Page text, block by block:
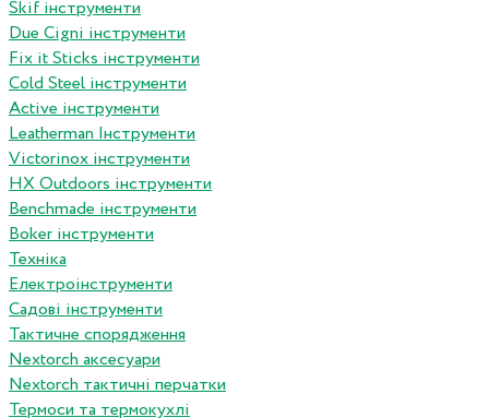
Skif інструменти
Due Cigni інструменти
Fix it Sticks інструменти
Сold Steel інструменти
Active інструменти
Leatherman Інструменти
Victorinox інструменти
HX Outdoors інструменти
Benchmade інструменти
Boker інструменти
Техніка
Електроінструменти
Садові інструменти
Тактичне спорядження
Nextorch аксесуари
Nextorch тактичні перчатки
Термоси та термокухлі